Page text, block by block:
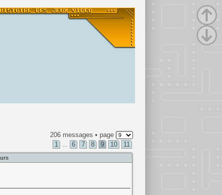
206 messages • page
1
6 7 8 9 10 11